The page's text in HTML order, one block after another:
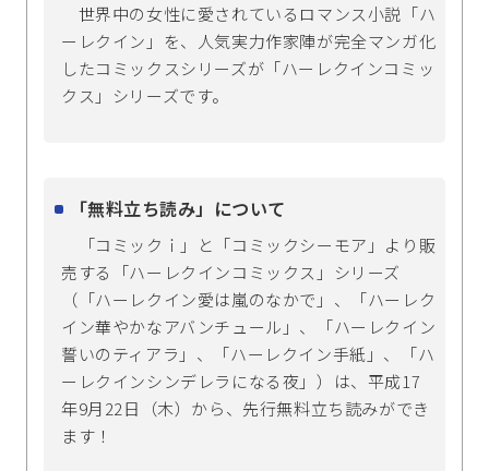
世界中の女性に愛されているロマンス小説「ハ
ーレクイン」を、人気実力作家陣が完全マンガ化
したコミックスシリーズが「ハーレクインコミッ
クス」シリーズです。
「無料立ち読み」について
「コミックｉ」と「コミックシーモア」より販
売する「ハーレクインコミックス」シリーズ
（「ハーレクイン愛は嵐のなかで」、「ハーレク
イン華やかなアバンチュール」、「ハーレクイン
誓いのティアラ」、「ハーレクイン手紙」、「ハ
ーレクインシンデレラになる夜」）は、平成17
年9月22日（木）から、先行無料立ち読みができ
ます！